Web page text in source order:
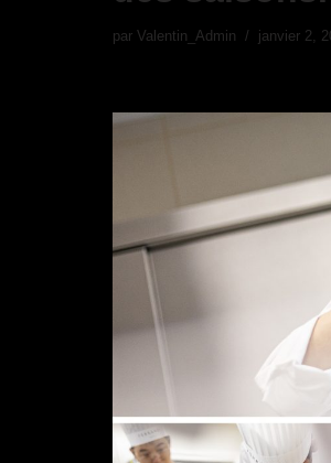
par Valentin_Admin janvier 2,